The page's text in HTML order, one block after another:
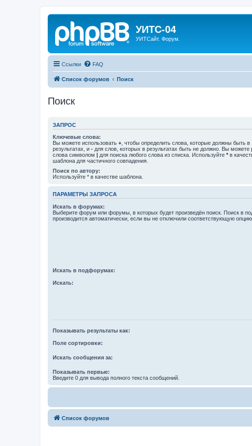
УИТС-04
УИТСайт. Форум.
Ссылки FAQ
Список форумов Поиск
Поиск
ЗАПРОС
Ключевые слова:
Вы можете использовать + , чтобы определить слова, которые должны быть в
результатах, и - для слов, которых в результатах быть не должно. Вы можете
слова символом | для поиска любого слова из списка. Используйте * в
шаблона для частичного совпадения.
Поиск по автору:
Используйте * в качестве шаблона.
ПАРАМЕТРЫ ЗАПРОСА
Искать в форумах:
Выберите форум или форумы, в которых будет произведён поиск. Поиск в
производится автоматически, если вы не отключили соответствующую опцию
Искать в подфорумах:
Искать:
Показывать результаты как:
Поле сортировки:
Искать сообщения за:
Показывать первые:
Введите 0 для вывода полного текста сообщений.
Список форумов